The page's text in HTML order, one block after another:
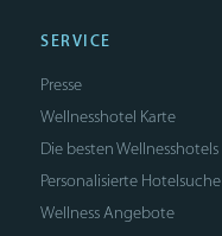
SERVICE
Presse
Wellnesshotel Karte
Die besten Wellnesshotels
Personalisierte Hotelsuche
Wellness Angebote